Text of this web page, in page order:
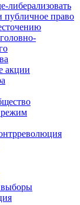
либерализовать
право
акции